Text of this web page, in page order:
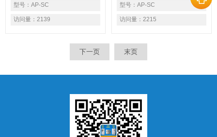
里与普通环境里样品的实际性
能对比测试。常用于汽车配
件、打印机、工业产业的成品
验均可购买此设备。
型号： AP-SC
访问量： 2139
或者灰尘提前对工业机械或工
业产品的破坏性试验，也是为
了防止相关机械或者产品在实
接的重大经济损失。常用于国
家标准的防护等级标准中规定
型号： AP-SC
访问量： 2215
下一页 末页